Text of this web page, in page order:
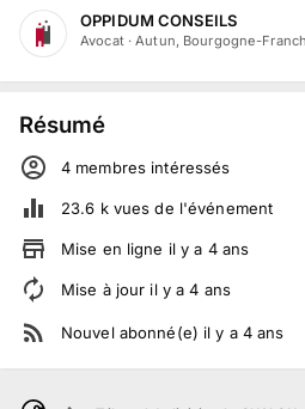
OPPIDUM CONSEILS
Avocat·Autun, Bourgogne-
Résumé
4 membres intéressés
23.6 kvues de l'événement
Mise en ligne il y a 4 ans
Mise à jour il y a4 ans
Nouvel abonné(e) il y a 4 ans